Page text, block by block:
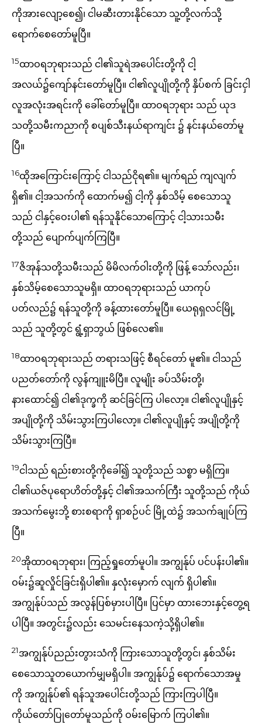
ကိုအားလျော့စေ၍၊ ငါမဆီးတားနိုင်သော သူ့တို့လက်သို့
ရောက်စေတော်မူပြီ။
15ထာဝရဘုရားသည် ငါ၏သူရဲအပေါင်းတို့ကို ငါ့
အလယ်၌ကျော်နင်းတော်မူပြီ။ ငါ၏လူပျိုတို့ကို နှိပ်စက် ခြင်းငှါ
လူအလုံးအရင်းကို ခေါ်တော်မူပြီ။ ထာဝရဘုရား သည် ယုဒ
သတို့သမီးကညာကို စပျစ်သီးနယ်ရာကျင်း ၌ နင်းနယ်တော်မူ
ပြီ။
16ထိုအကြောင်းကြောင့် ငါသည်ငိုရ၏။ မျက်ရည် ကျလျက်
ရှိ၏။ ငါ့အသက်ကို ထောက်မ၍ ငါ့ကို နှစ်သိမ့် စေသောသူ
သည် ငါနှင့်ဝေးပါ၏ ရန်သူနိုင်သောကြောင့် ငါ့သားသမီး
တို့သည် ပျောက်ပျက်ကြပြီ။
17ဇိအုန်သတို့သမီးသည် မိမိလက်ဝါးတို့ကို ဖြန့် သော်လည်း၊
နှစ်သိမ့်စေသောသူမရှိ။ ထာဝရဘုရားသည် ယာကုပ်
ပတ်လည်၌ ရန်သူတို့ကို ခန့်ထားတော်မူပြီ။ ယေရုရှလင်မြို့
သည် သူတို့တွင် ရွံ့ရှာဘွယ် ဖြစ်လေ၏။
18ထာဝရဘုရားသည် တရားသဖြင့် စီရင်တော် မူ၏။ ငါသည်
ပညတ်တော်ကို လွန်ကျူးမိပြီ။ လူမျိုး ခပ်သိမ်းတို့၊
နားထောင်၍ ငါ၏ဒုက္ခကို ဆင်ခြင်ကြ ပါလော့။ ငါ၏လူပျိုနှင့်
အပျိုတို့ကို သိမ်းသွားကြပါလော့။ ငါ၏လူပျိုနှင့် အပျိုတို့ကို
သိမ်းသွားကြပြီ။
19ငါသည် ရည်းစားတို့ကိုခေါ်၍ သူတို့သည် သစ္စာ မရှိကြ။
ငါ၏ယဇ်ပုရောဟိတ်တို့နှင့် ငါ၏အသက်ကြီး သူတို့သည် ကိုယ်
အသက်မွေးဘို့ စားစရာကို ရှာစဉ်ပင် မြို့ထဲ၌ အသက်ချုပ်ကြ
ပြီ။
20အိုထာဝရဘုရား၊ ကြည့်ရှုတော်မူပါ။ အကျွန်ုပ် ပင်ပန်းပါ၏။
ဝမ်း၌ဆူလှိုင်ခြင်းရှိပါ၏။ နှလုံးမှောက် လျက် ရှိပါ၏။
အကျွန်ုပ်သည် အလွန်ပြစ်မှားပါပြီ။ ပြင်မှာ ထားဘေးနှင့်တွေ့ရ
ပါပြီ။ အတွင်း၌လည်း သေမင်းနေသကဲ့သို့ရှိပါ၏။
21အကျွန်ုပ်ညည်းတွားသံကို ကြားသောသူတို့တွင်၊ နှစ်သိမ်း
စေသောသူတယောက်မျှမရှိပါ။ အကျွန်ုပ်၌ ရောက်သောအမှု
ကို အကျွန်ုပ်၏ ရန်သူအပေါင်းတို့သည် ကြားကြပါပြီ။
ကိုယ်တော်ပြုတော်မူသည်ကို ဝမ်းမြောက် ကြပါ၏။